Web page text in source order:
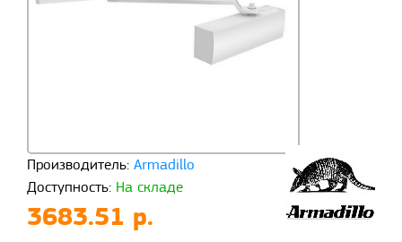
Производитель: Armadillo
Доступность: На складе
3683.51 р.